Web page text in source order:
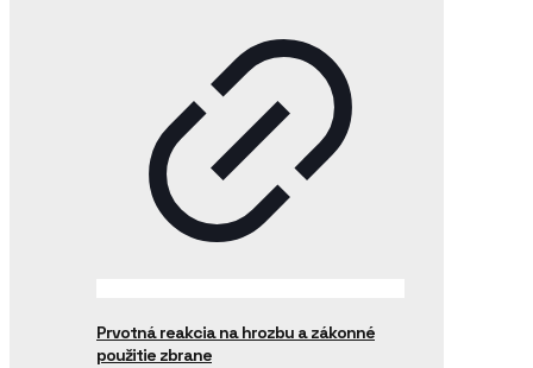
Prvotná reakcia na hrozbu a zákonné
použitie zbrane